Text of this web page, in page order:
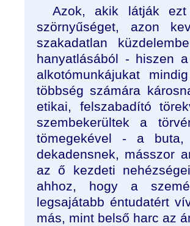
Azok, akik látják
szörnyűséget, azon
szakadatlan
hanyatlásából - hiszen
alkotómunkájukat
többség számára
etikai, felszabadító
szembekerültek a
tömegekével - a buta,
dekadensnek, másszor
az ő kezdeti
ahhoz, hogy a
legsajátabb éntudatért
más, mint belső harc az